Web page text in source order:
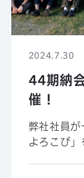
2024.7.30
44期納
催！
弊社社員が
よろこび」